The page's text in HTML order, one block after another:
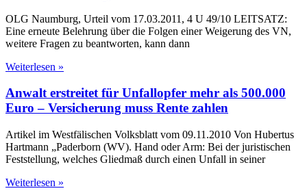
OLG Naumburg, Urteil vom 17.03.2011, 4 U 49/10 LEITSATZ:
Eine erneute Belehrung über die Folgen einer Weigerung des VN,
weitere Fragen zu beantworten, kann dann
Weiterlesen »
Anwalt erstreitet für Unfallopfer mehr als 500.000
Euro – Versicherung muss Rente zahlen
Artikel im Westfälischen Volksblatt vom 09.11.2010 Von Hubertus
Hartmann „Paderborn (WV). Hand oder Arm: Bei der juristischen
Feststellung, welches Gliedmaß durch einen Unfall in seiner
Weiterlesen »